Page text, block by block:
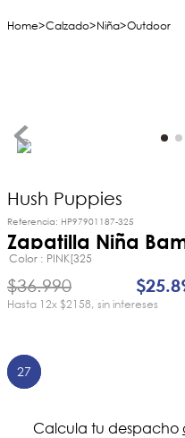
Calzado Niña Outdoor
Hush Puppies
Referencia: HP97901187-325
Zapatilla Niña
Color PINK[325
$36.990 $25.
12x$2158 sin intereses
27
Calcula tu despacho